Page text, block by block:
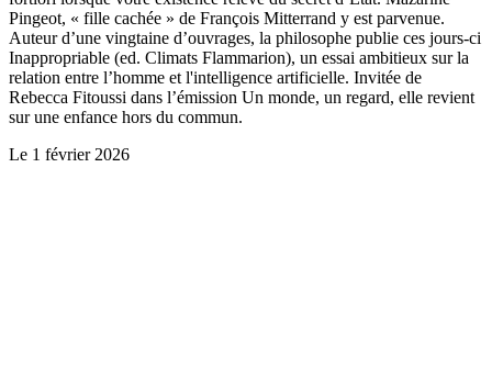
Pingeot, « fille cachée » de François Mitterrand y est parvenue.
Auteur d’une vingtaine d’ouvrages, la philosophe publie ces jours-ci
Inappropriable (ed. Climats Flammarion), un essai ambitieux sur la
relation entre l’homme et l'intelligence artificielle. Invitée de
Rebecca Fitoussi dans l’émission Un monde, un regard, elle revient
sur une enfance hors du commun.
Le 1 février 2026